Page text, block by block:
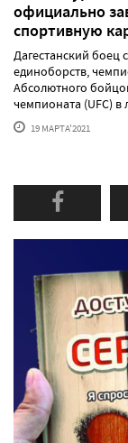
официально
спортивную
Дагестанский боец
единоборств,
Абсолютного
чемпионата (UFC) в
19 МАРТА'2021